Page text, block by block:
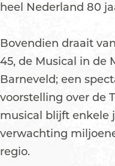
heel Nederland 80
Bovendien draait
45, de Musical in de
Barneveld; een
voorstelling over de
musical blijft enkele
verwachting
regio.